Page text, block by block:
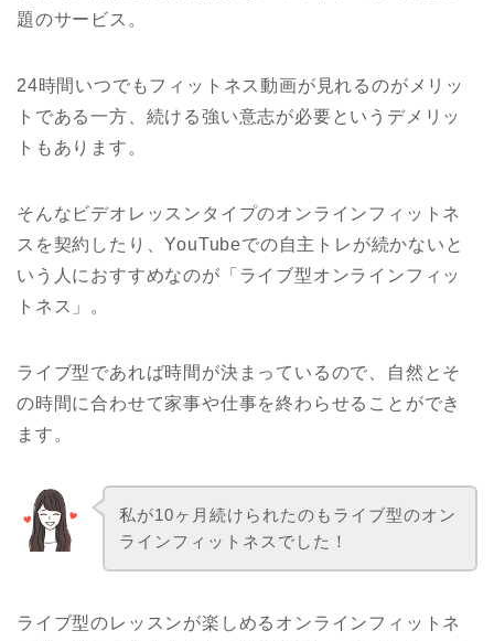
題のサービス。
24時間いつでもフィットネス動画が見れるのがメリッ
トである一方、続ける強い意志が必要というデメリッ
トもあります。
そんなビデオレッスンタイプのオンラインフィットネ
スを契約したり、YouTubeでの自主トレが続かないと
いう人におすすめなのが「ライブ型オンラインフィッ
トネス」。
ライブ型であれば時間が決まっているので、自然とそ
の時間に合わせて家事や仕事を終わらせることができ
ます。
私が10ヶ月続けられたのもライブ型のオン
ラインフィットネスでした！
ライブ型のレッスンが楽しめるオンラインフィットネ